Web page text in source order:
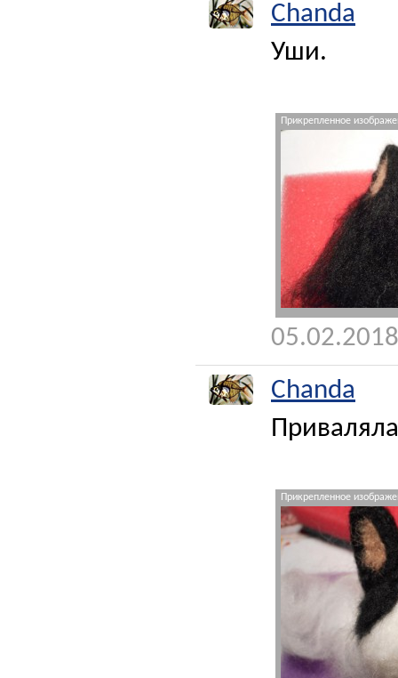
Chanda
Уши.
Прикрепленное
Chanda
Прикрепленное